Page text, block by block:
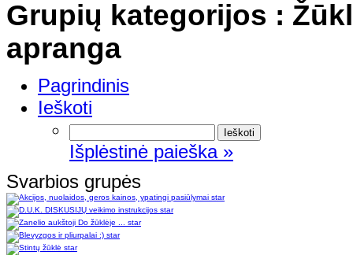
Grupių kategorijos :
apranga
Pagrindinis
Ieškoti
Išplėstinė paieška »
Svarbios grupės
star
star
star
star
star